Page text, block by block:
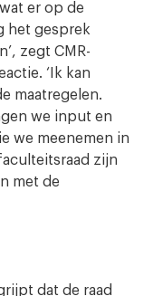
er op de
het gesprek
zegt CMR-
‘Ik kan
maatregelen.
we input en
we meenemen in
zijn
met de
dat de raad